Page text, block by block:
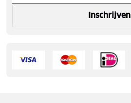
Inschrijven